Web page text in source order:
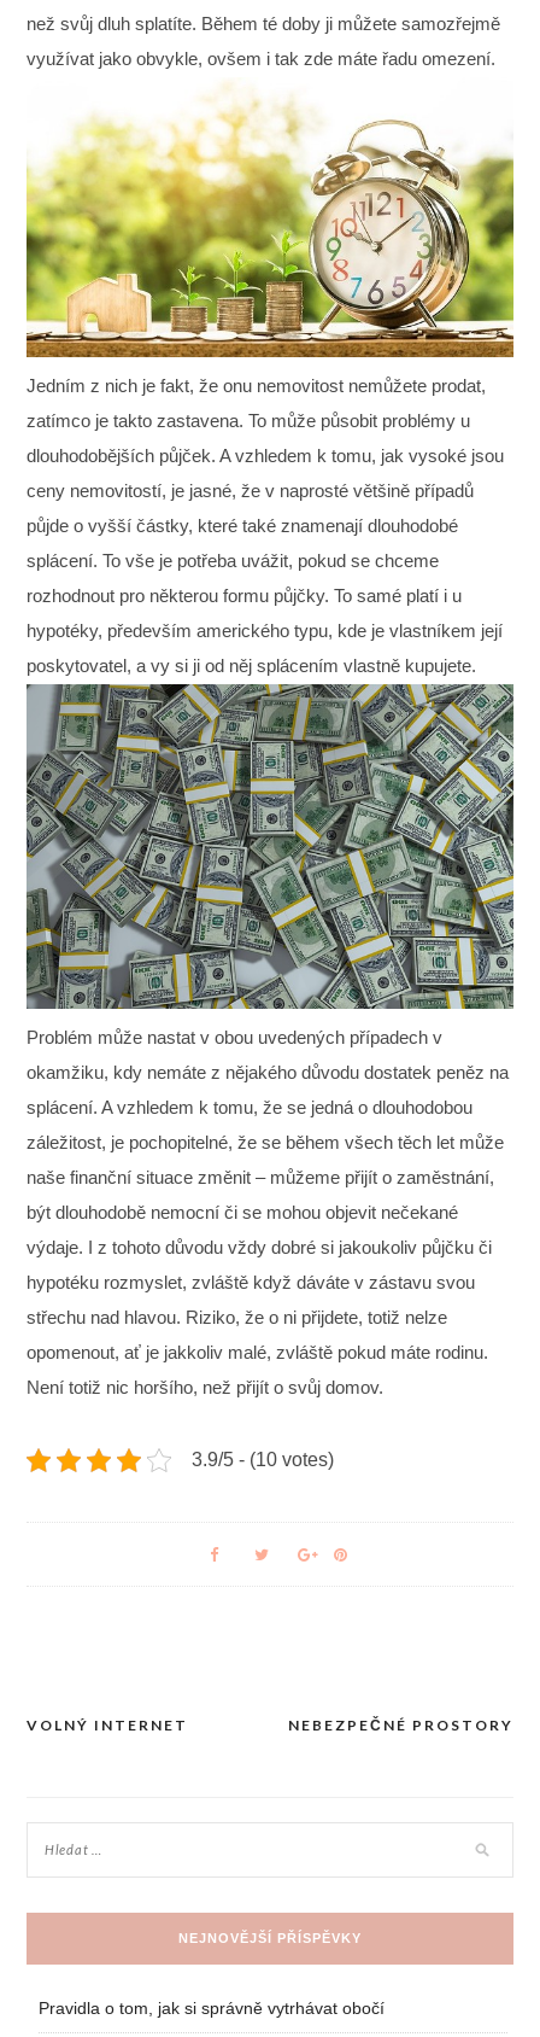
než svůj dluh splatíte. Během té doby ji můžete samozřejmě
využívat jako obvykle, ovšem i tak zde máte řadu omezení.
Jedním z nich je fakt, že onu nemovitost nemůžete prodat,
zatímco je takto zastavena. To může působit problémy u
dlouhodobějších půjček. A vzhledem k tomu, jak vysoké jsou
ceny nemovitostí, je jasné, že v naprosté většině případů
půjde o vyšší částky, které také znamenají dlouhodobé
splácení. To vše je potřeba uvážit, pokud se chceme
rozhodnout pro některou formu půjčky. To samé platí i u
hypotéky, především amerického typu, kde je vlastníkem její
poskytovatel, a vy si ji od něj splácením vlastně kupujete.
Problém může nastat v obou uvedených případech v
okamžiku, kdy nemáte z nějakého důvodu dostatek peněz na
splácení. A vzhledem k tomu, že se jedná o dlouhodobou
záležitost, je pochopitelné, že se během všech těch let může
naše finanční situace změnit – můžeme přijít o zaměstnání,
být dlouhodobě nemocní či se mohou objevit nečekané
výdaje.
I z tohoto důvodu vždy dobré si jakoukoliv půjčku či
hypotéku rozmyslet, zvláště když dáváte v zástavu svou
střechu nad hlavou. Riziko, že o ni přijdete, totiž nelze
opomenout, ať je jakkoliv malé, zvláště pokud máte rodinu.
Není totiž nic horšího, než přijít o svůj domov.
3.9/5 - (10 votes)
Navigace
VOLNÝ INTERNET NEBEZPEČNÉ PROSTORY
NEJNOVĚJŠÍ PŘÍSPĚVKY
Pravidla o tom, jak si správně vytrhávat obočí